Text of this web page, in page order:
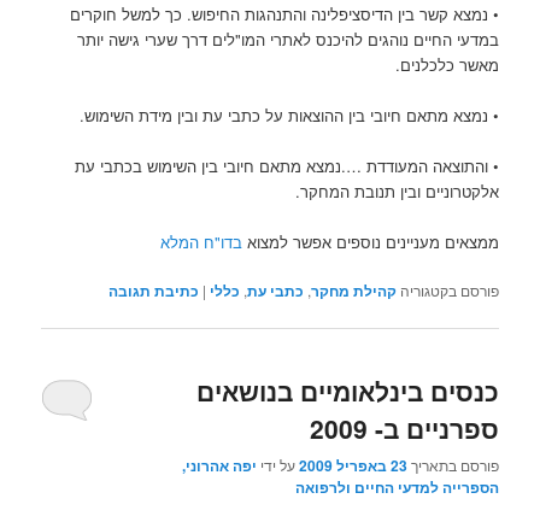
• נמצא קשר בין הדיסציפלינה והתנהגות החיפוש. כך למשל חוקרים
במדעי החיים נוהגים להיכנס לאתרי המו"לים דרך שערי גישה יותר
מאשר כלכלנים.
• נמצא מתאם חיובי בין ההוצאות על כתבי עת ובין מידת השימוש.
• והתוצאה המעודדת ….נמצא מתאם חיובי בין השימוש בכתבי עת
אלקטרוניים ובין תנובת המחקר.
ממצאים מעניינים נוספים אפשר למצואבדו"ח המלא
פורסם בקטגוריה קהילת מחקר, כתבי עת, כללי | כתיבת תגובה
כנסים בינלאומיים בנושאים
ספרניים ב- 2009
פורסם בתאריך23 באפריל 2009 על ידי יפה אהרוני,
הספרייה למדעי החיים ולרפואה